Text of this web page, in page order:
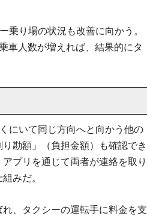
乗り場の状況も改善に向かう。
車人数が増えれば、結果的にタ
にいて同じ方向へと向かう他の
勘額」（負担金額）も確認でき
プリを通じて両者が連絡を取り
みだ。
、タクシーの運転手に料金を支